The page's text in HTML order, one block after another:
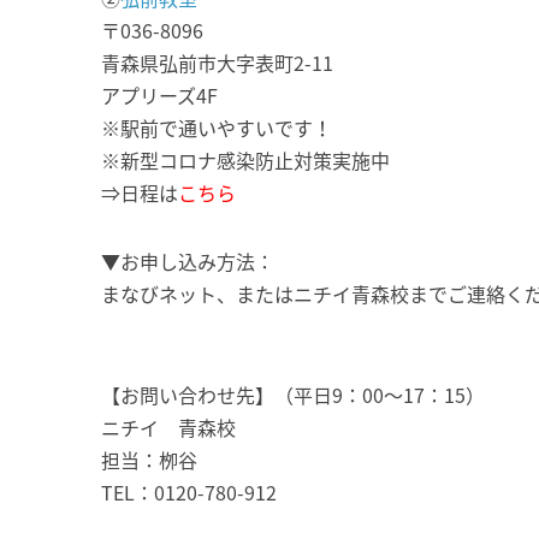
〒036-8096
青森県弘前市大字表町2-11
アプリーズ4F
※駅前で通いやすいです！
※新型コロナ感染防止対策実施中
⇒日程はこちら
▼お申し込み方法：
まなびネット、またはニチイ青森校までご連絡く
【お問い合わせ先】（平日9：00～17：15）
ニチイ 青森校
担当：栁谷
TEL：0120-780-912